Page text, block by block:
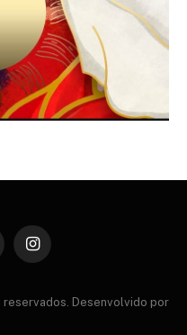
Instagram
Desenvolvido por